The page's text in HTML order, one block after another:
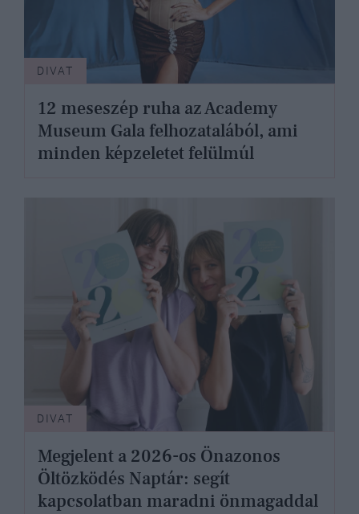
DIVAT
12 meseszép ruha az Academy
Museum Gala felhozatalából, ami
minden képzeletet felülmúl
DIVAT
Megjelent a 2026-os Önazonos
Öltözködés Naptár: segít
kapcsolatban maradni önmagaddal